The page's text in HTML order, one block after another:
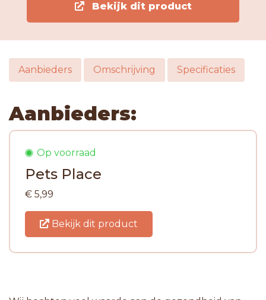
Bekijk dit product
Aanbieders Omschrijving Specificaties
Aanbieders:
Op voorraad
Pets Place
€ 5,99
Bekijk dit product